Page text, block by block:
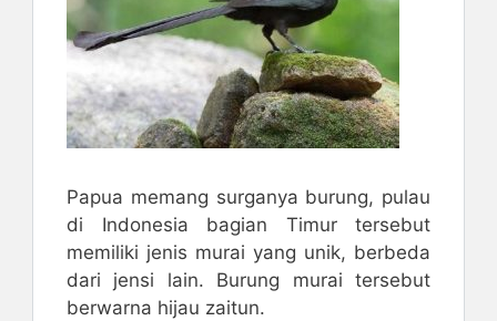
Papua memang surganya burung, pulau
di Indonesia bagian Timur tersebut
memiliki jenis murai yang unik, berbeda
dari jensi lain. Burung murai tersebut
berwarna hijau zaitun.